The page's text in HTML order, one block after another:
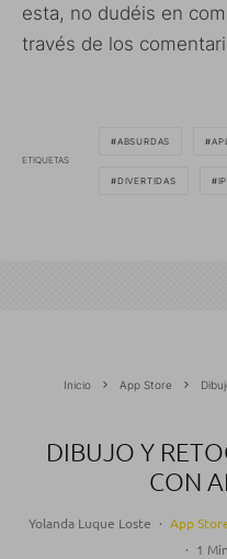
esta, no dudéis en
través de los
ETIQUETAS
ABSURDAS
DIVERTIDAS
Inicio App Store
DIBUJO Y
CON
Yolanda Luque Loste · App
· 1